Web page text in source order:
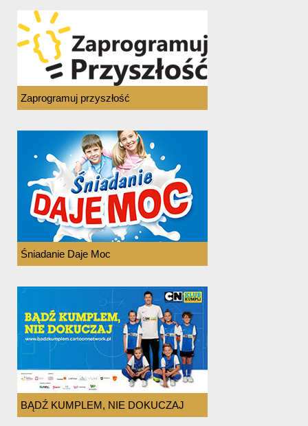
Zaprogramuj przyszłość
Śniadanie Daje Moc
BĄDŹ KUMPLEM, NIE DOKUCZAJ